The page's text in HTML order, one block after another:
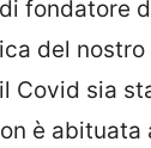
fondatore
del
Covid sia
è abituata